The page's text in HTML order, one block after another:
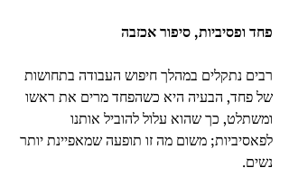
פחד ופסיביות, סיפור אכזבה
רבים נתקלים במהלך חיפוש העבודה בתחושות
של פחד, הבעיה היא כשהפחד מרים את ראשו
ומשתלט, כך שהוא עלול להוביל אותנו
לפאסיביות; משום מה זו תופעה שמאפיינת יותר
נשים.